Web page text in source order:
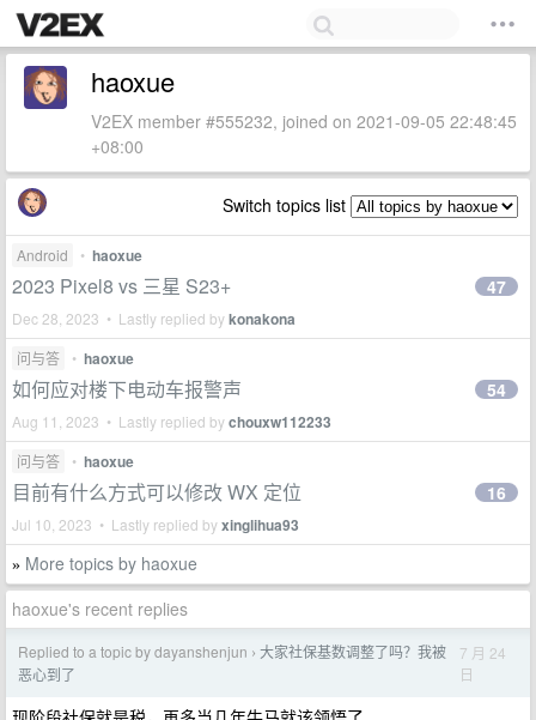
haoxue
V2EX member #555232, joined on 2021-09-05 22:48:45
+08:00
Switch topics list
Android • haoxue
2023 Pixel8 vs 三星 S23+
Dec 28, 2023 • Lastly replied bykonakona
47
问与答 • haoxue
如何应对楼下电动车报警声
Aug 11, 2023 • Lastly replied bychouxw112233
54
问与答 • haoxue
目前有什么方式可以修改 WX 定位
Jul 10, 2023 • Lastly replied byxinglihua93
16
» More topics by haoxue
haoxue's recent replies
Replied to a topic by dayanshenjun › 大家社保基数调整了吗？我被
恶心到了
7 月 24
日